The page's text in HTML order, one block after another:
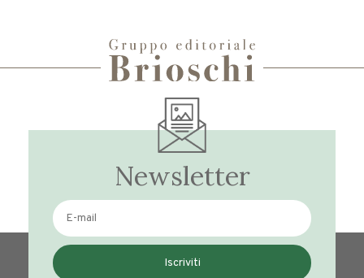
Newsletter
Iscriviti